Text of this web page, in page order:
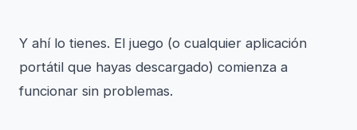
Y ahí lo tienes. El juego (o cualquier aplicación
portátil que hayas descargado) comienza a
funcionar sin problemas.